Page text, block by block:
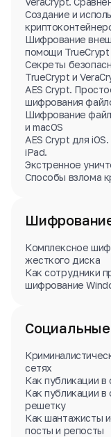
Создание и
Шифрование
помощи TrueCrypt
Секреты
TrueCrypt и
AES Crypt.
шифрования
Шифрование
и macOS
AES Crypt для
iPad.
Экстренное
Способы взлома
Комплексное
жесткого диска
Как сотрудники
шифрование
сетях
Как публикации в
Как публикации в
решетку
Как шантажисты
посты и репосты